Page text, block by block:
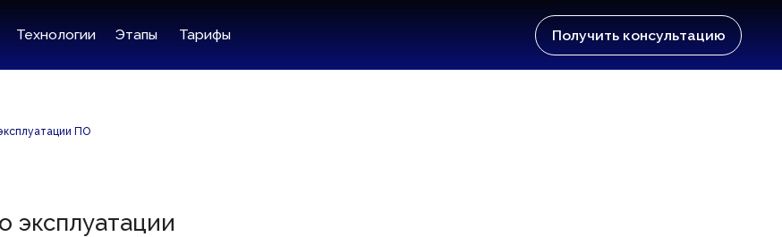
Этапы Тарифы Получить консультацию
ПО
эксплуатации